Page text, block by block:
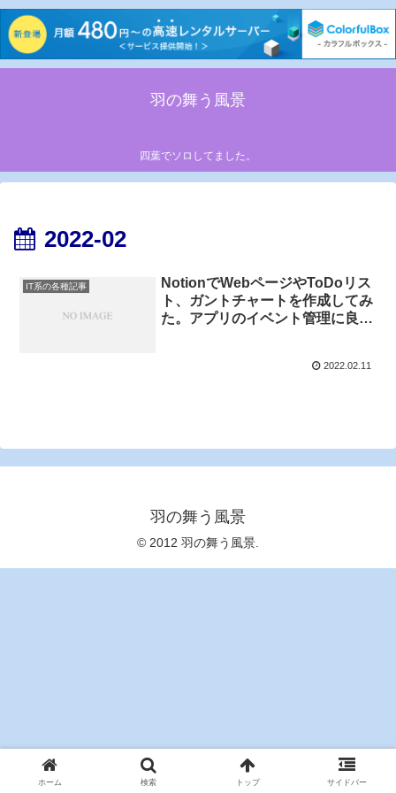
羽の舞う風景
四葉でソロしてました。
2022-02
IT系の各種記事
NotionでWebページやToDoリス
ト、ガントチャートを作成してみ
た。アプリのイベント管理に良さ
2022.02.11
羽の舞う風景
© 2012 羽の舞う風景.
ホーム 検索 トップ サイドバー